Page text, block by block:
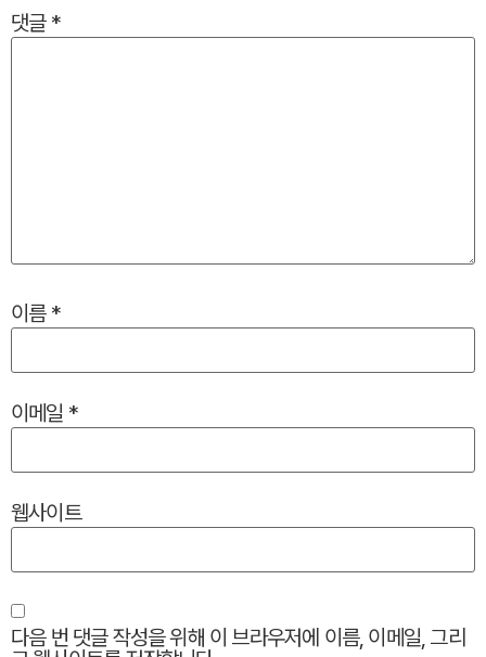
댓글 *
이름 *
이메일 *
웹사이트
다음 번 댓글 작성을 위해 이 브라우저에 이름, 이메일, 그리